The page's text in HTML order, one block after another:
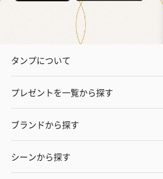
タンプについて
プレゼントを一覧から探す
ブランドから探す
シーンから探す